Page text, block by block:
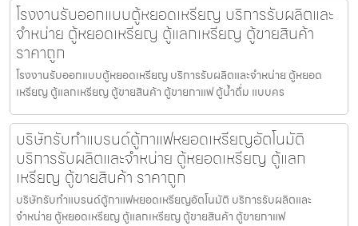
โรงงานรับออกแบบตู้หยอดเหรียญ บริการรับผลิตและ
จำหน่าย ตู้หยอดเหรียญ ตู้แลกเหรียญ ตู้ขายสินค้า
ราคาถูก
โรงงานรับออกแบบตู้หยอดเหรียญ บริการรับผลิตและจำหน่าย ตู้หยอด
เหรียญ ตู้แลกเหรียญ ตู้ขายสินค้า ตู้ขายกาแฟ ตู้น้ำดื่ม แบบคร
บริษัทรับทำแบรนด์ตู้กาแฟหยอดเหรียญ​อัตโนมัติ
บริการรับผลิตและจำหน่าย ตู้หยอดเหรียญ ตู้แลก
เหรียญ ตู้ขายสินค้า ราคาถูก
บริษัทรับทำแบรนด์ตู้กาแฟหยอดเหรียญ​อัตโนมัติ บริการรับผลิตและ
จำหน่าย ตู้หยอดเหรียญ ตู้แลกเหรียญ ตู้ขายสินค้า ตู้ขายกาแฟ